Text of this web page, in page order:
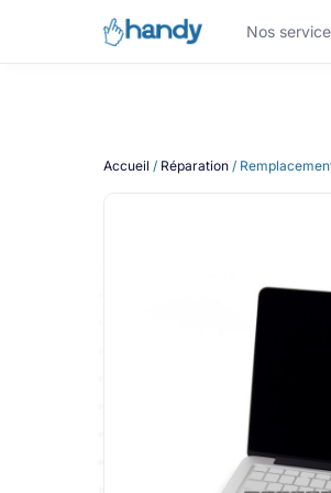
Nos
Réparation de
Appareils
Vous êtes une
Nos experts
informatique à
Accueil / Réparation /